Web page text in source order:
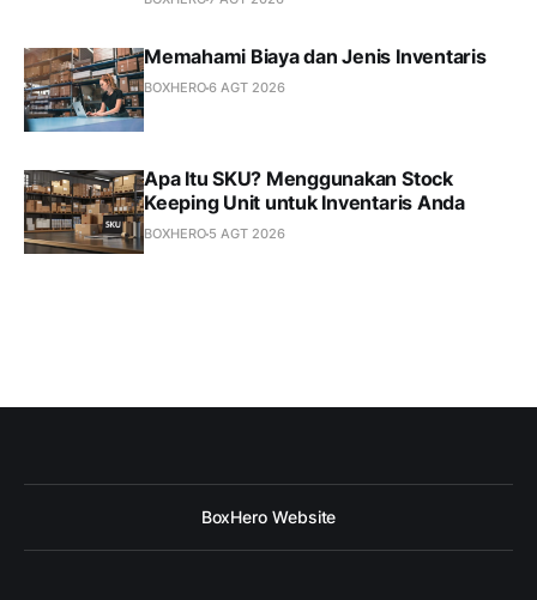
Memahami Biaya dan Jenis Inventaris
BOXHERO6 AGT 2026
Apa Itu SKU? Menggunakan Stock
Keeping Unit untuk Inventaris Anda
BOXHERO 5 AGT 2026
BoxHero Website